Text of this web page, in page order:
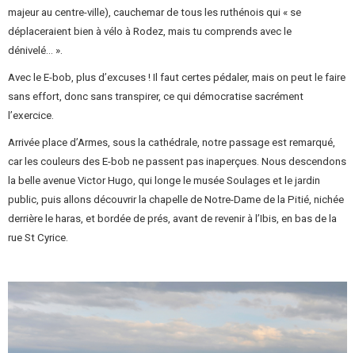
majeur au centre-ville), cauchemar de tous les ruthénois qui « se
déplaceraient bien à vélo à Rodez, mais tu comprends avec le
dénivelé… ».
Avec le E-bob, plus d’excuses ! Il faut certes pédaler, mais on peut le faire
sans effort, donc sans transpirer, ce qui démocratise sacrément
l’exercice.
Arrivée place d’Armes, sous la cathédrale, notre passage est remarqué,
car les couleurs des E-bob ne passent pas inaperçues. Nous descendons
la belle avenue Victor Hugo, qui longe le musée Soulages et le jardin
public, puis allons découvrir la chapelle de Notre-Dame de la Pitié, nichée
derrière le haras, et bordée de prés, avant de revenir à l’Ibis, en bas de la
rue St Cyrice.